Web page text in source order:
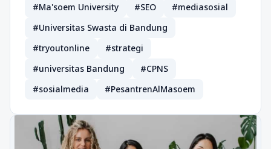
#Ma'soem University #SEO
#mediasosial
#Universitas Swasta di Bandung
#tryoutonline
#strategi
#universitas Bandung
#CPNS
#sosialmedia
#PesantrenAlMasoem